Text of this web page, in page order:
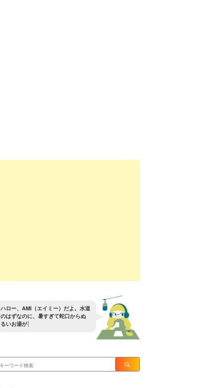
ハロー、 AMI（エイ ミ ー） だよ 。 水道
のはずなのに、 暑すぎて蛇口からぬ
るいお湯が出